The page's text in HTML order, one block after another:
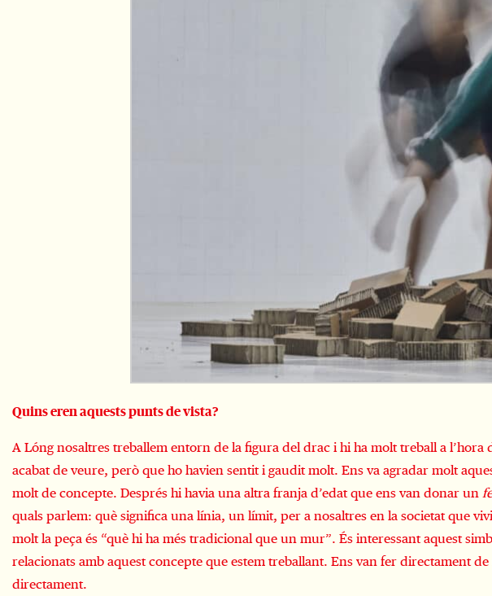
Quins eren aquests punts de vista?
A Lóng nosaltres treballem entorn de la figura del drac i hi ha molt treball a
acabat de veure, però que ho havien sentit i gaudit molt. Ens va agradar molt
molt de concepte. Després hi havia una altra franja d’edat que ens van donar un
quals parlem: què significa una línia, un límit, per a nosaltres en la societat que
molt la peça és “què hi ha més tradicional que un mur”. És interessant aquest
relacionats amb aquest concepte que estem treballant. Ens van fer directament
directament.